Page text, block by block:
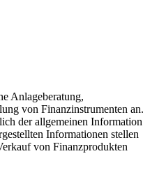
Anlageberatung,
von Finanzinstrumenten an.
der allgemeinen Information
Informationen stellen
von Finanzprodukten